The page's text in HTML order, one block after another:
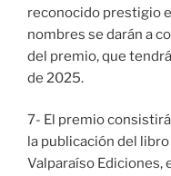
reconocido prestigio
nombres se darán a
del premio, que
de 2025.
7- El premio
la publicación del
Valparaíso Ediciones,